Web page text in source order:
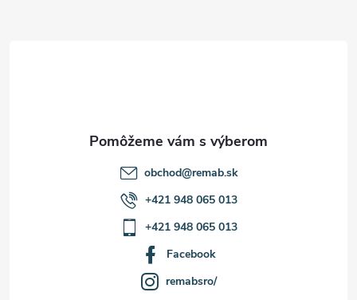
obchod@remab.sk
+421 948 065 013
+421 948 065 013
Facebook
remabsro/